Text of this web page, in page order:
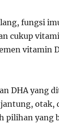
fungsi
cukup
vitamin
DHA yang
otak,
pilihan yang